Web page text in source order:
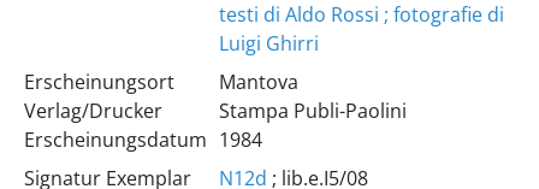
testi di Aldo Rossi ; fotografie di
Luigi Ghirri
Erscheinungsort
Verlag/Drucker
Erscheinungsdatum
Mantova
Stampa Publi-Paolini
1984
Signatur Exemplar
N12d ; lib.e.I5/08